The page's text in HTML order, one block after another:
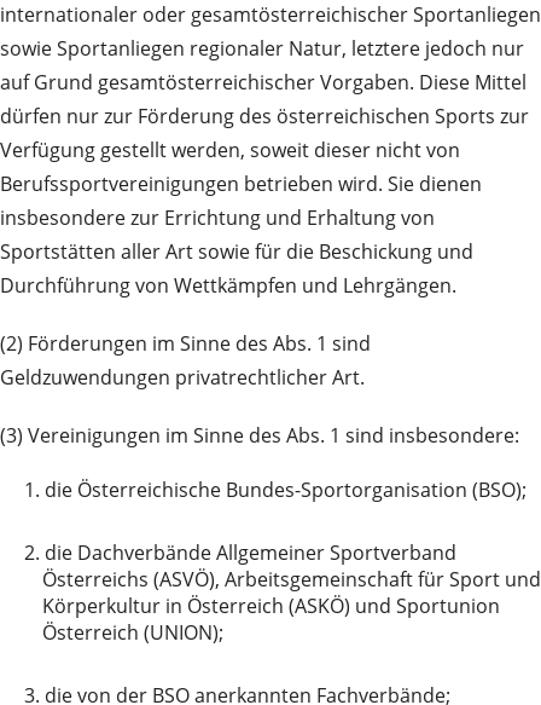
internationaler oder gesamtösterreichischer Sportanliegen
sowie Sportanliegen regionaler Natur, letztere jedoch nur
auf Grund gesamtösterreichischer Vorgaben. Diese Mittel
dürfen nur zur Förderung des österreichischen Sports zur
Verfügung gestellt werden, soweit dieser nicht von
Berufssportvereinigungen betrieben wird. Sie dienen
insbesondere zur Errichtung und Erhaltung von
Sportstätten aller Art sowie für die Beschickung und
Durchführung von Wettkämpfen und Lehrgängen.
(2) Förderungen im Sinne des Abs. 1 sind
Geldzuwendungen privatrechtlicher Art.
(3) Vereinigungen im Sinne des Abs. 1 sind insbesondere:
1. die Österreichische Bundes-Sportorganisation (BSO);
2. die Dachverbände Allgemeiner Sportverband
Österreichs (ASVÖ), Arbeitsgemeinschaft für Sport und
Körperkultur in Österreich (ASKÖ) und Sportunion
Österreich (UNION);
3. die von der BSO anerkannten Fachverbände;